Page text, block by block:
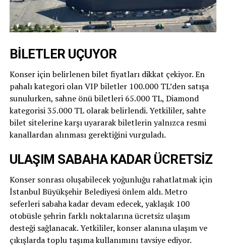
BİLETLER UÇUYOR
Konser için belirlenen bilet fiyatları dikkat çekiyor. En
pahalı kategori olan VIP biletler 100.000 TL’den satışa
sunulurken, sahne önü biletleri 65.000 TL, Diamond
kategorisi 35.000 TL olarak belirlendi. Yetkililer, sahte
bilet sitelerine karşı uyararak biletlerin yalnızca resmi
kanallardan alınması gerektiğini vurguladı.
ULAŞIM SABAHA KADAR ÜCRETSİZ
Konser sonrası oluşabilecek yoğunluğu rahatlatmak için
İstanbul Büyükşehir Belediyesi önlem aldı. Metro
seferleri sabaha kadar devam edecek, yaklaşık 100
otobüsle şehrin farklı noktalarına ücretsiz ulaşım
desteği sağlanacak. Yetkililer, konser alanına ulaşım ve
çıkışlarda toplu taşıma kullanımını tavsiye ediyor.